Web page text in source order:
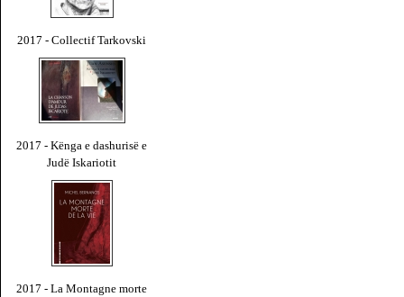
2017 - Collectif Tarkovski
2017 - Kënga e dashurisë e
Judë Iskariotit
2017 - La Montagne morte